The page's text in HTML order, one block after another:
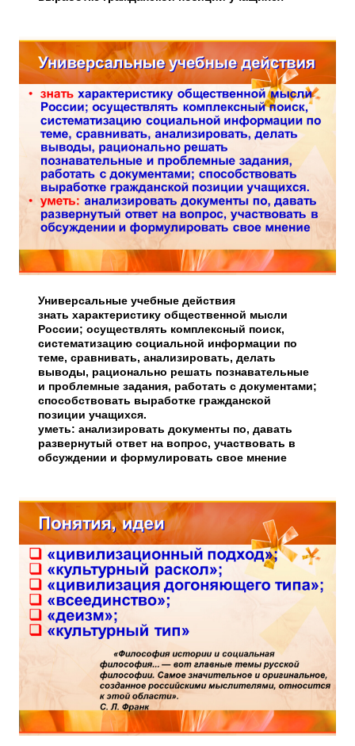
Универсальные учебные действия
знать характеристику общественной мысли
России; осуществлять комплексный поиск,
систематизацию социальной информации по
теме, сравнивать, анализировать, делать
выводы, рационально решать познавательные
и проблемные задания, работать с документами;
способствовать выработке гражданской
позиции учащихся.
уметь: анализировать документы по, давать
развернутый ответ на вопрос, участвовать в
обсуждении и формулировать свое мнение